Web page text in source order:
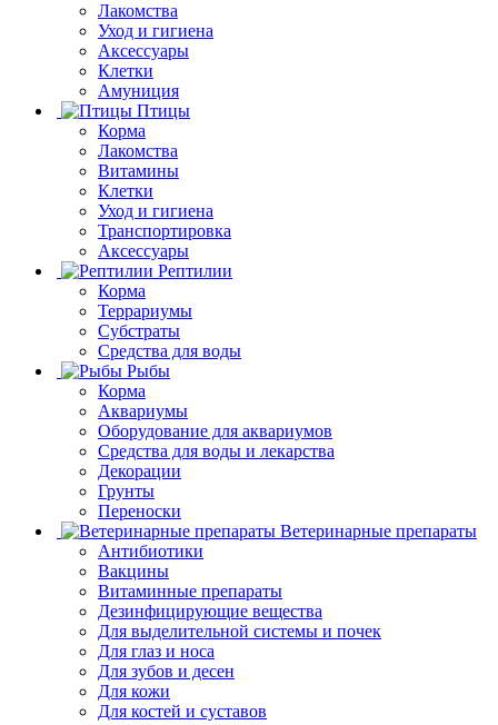
Лакомства
Уход и гигиена
Аксессуары
Клетки
Амуниция
Птицы
Корма
Лакомства
Витамины
Клетки
Уход и гигиена
Транспортировка
Аксессуары
Рептилии
Корма
Террариумы
Субстраты
Средства для воды
Рыбы
Корма
Аквариумы
Оборудование для аквариумов
Средства для воды и лекарства
Декорации
Грунты
Переноски
Ветеринарные препараты
Антибиотики
Вакцины
Витаминные препараты
Дезинфицирующие вещества
Для выделительной системы и почек
Для глаз и носа
Для зубов и десен
Для кожи
Для костей и суставов